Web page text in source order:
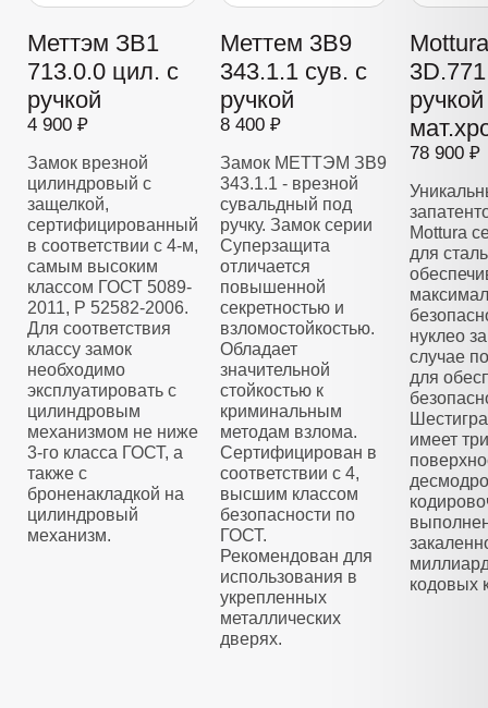
Меттэм ЗВ1
713.0.0 цил. с
ручкой
4 900 ₽
Замок врезной
цилиндровый с
защелкой,
сертифицированный
в соответствии с 4-м,
самым высоким
классом ГОСТ 5089-
2011, Р 52582-2006.
Для соответствия
классу замок
необходимо
эксплуатировать с
цилиндровым
механизмом не ниже
3-го класса ГОСТ, а
также с
броненакладкой на
цилиндровый
механизм.
Меттем 3В9
343.1.1 сув. с
ручкой
8 400 ₽
Замок МЕТТЭМ ЗВ9
343.1.1 - врезной
сувальдный под
ручку. Замок серии
Суперзащита
отличается
повышенной
секретностью и
взломостойкостью.
Обладает
значительной
стойкостью к
криминальным
методам взлома.
Сертифицирован в
соответствии с 4,
высшим классом
безопасности по
ГОСТ.
Рекомендован для
использования в
укрепленных
металлических
дверях.
78 900 ₽
Mottura
для
нуклео
случае
для
имеет
кодовых